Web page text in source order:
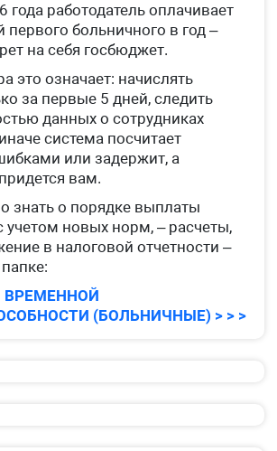
года работодатель оплачивает
первого больничного в год –
на себя госбюджет.
это означает: начислять
за первые 5 дней, следить
данных о сотрудниках
система посчитает
или задержит, а
вам.
знать о порядке выплаты
учетом новых норм, – расчеты,
в налоговой отчетности –
ВРЕМЕННОЙ
(БОЛЬНИЧНЫЕ) > > >